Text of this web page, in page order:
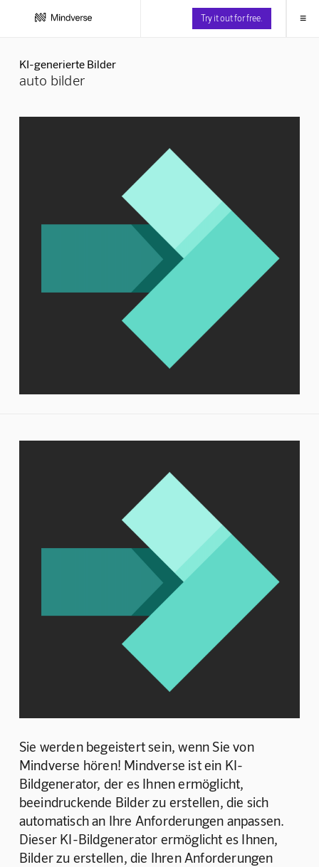
Try it out for free. ≡
KI-generierte Bilder
auto bilder
Sie werden begeistert sein, wenn Sie von
Mindverse hören! Mindverse ist ein KI-
Bildgenerator, der es Ihnen ermöglicht,
beeindruckende Bilder zu erstellen, die sich
automatisch an Ihre Anforderungen anpassen.
Dieser KI-Bildgenerator ermöglicht es Ihnen,
Bilder zu erstellen, die Ihren Anforderungen